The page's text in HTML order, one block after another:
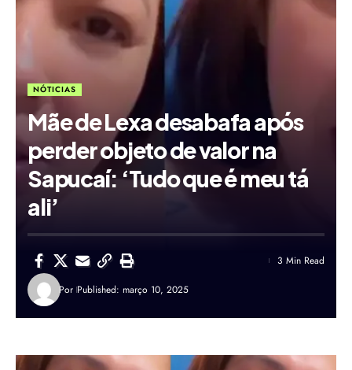
NÓTICIAS
Mãe de Lexa desabafa após
perder objeto de valor na
Sapucaí: ‘Tudo que é meu tá
ali’
Por Published: março 10, 2025
3 Min Read